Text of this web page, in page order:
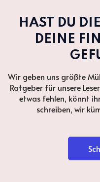
HAST DU
DEINE
Wir geben uns größte
Ratgeber für unsere
etwas fehlen, könnt
schreiben, wir